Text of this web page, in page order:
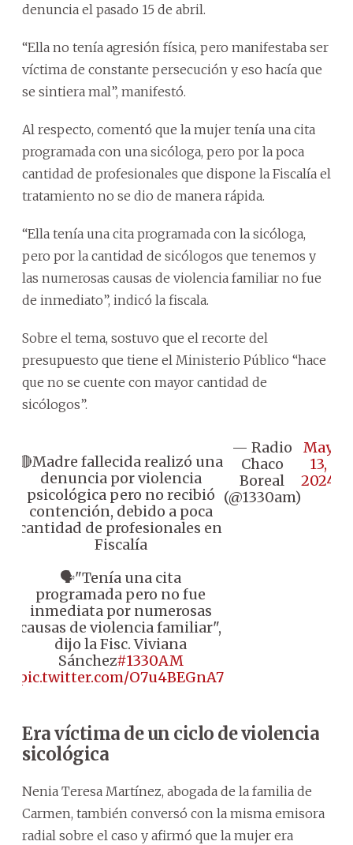
denuncia el pasado 15 de abril.
“Ella no tenía agresión física, pero manifestaba ser
víctima de constante persecución y eso hacía que
se sintiera mal”, manifestó.
Al respecto, comentó que la mujer tenía una cita
programada con una sicóloga, pero por la poca
cantidad de profesionales que dispone la Fiscalía el
tratamiento no se dio de manera rápida.
“Ella tenía una cita programada con la sicóloga,
pero por la cantidad de sicólogos que tenemos y
las numerosas causas de violencia familiar no fue
de inmediato”, indicó la fiscala.
Sobre el tema, sostuvo que el recorte del
presupuesto que tiene el Ministerio Público “hace
que no se cuente con mayor cantidad de
sicólogos”.
🔴Madre fallecida realizó una
denuncia por violencia
psicológica pero no recibió
contención, debido a poca
cantidad de profesionales en
Fiscalía
🗣️"Tenía una cita
programada pero no fue
inmediata por numerosas
causas de violencia familiar",
dijo la Fisc. Viviana
Sánchez#1330AM
pic.twitter.com/O7u4BEGnA7
— Radio
Chaco
Boreal
(@1330am)
May
13,
2024
Era víctima de un ciclo de violencia
sicológica
Nenia Teresa Martínez, abogada de la familia de
Carmen, también conversó con la misma emisora
radial sobre el caso y afirmó que la mujer era